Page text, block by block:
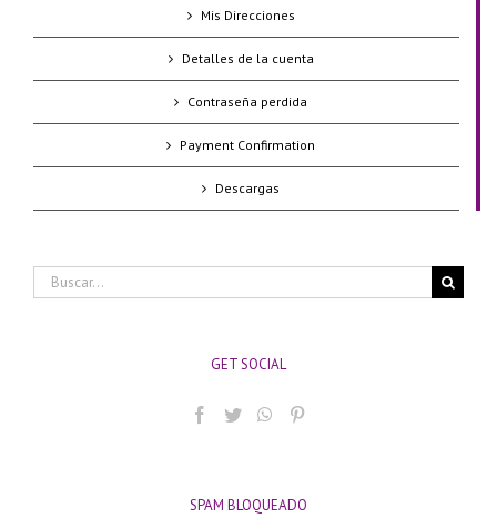
Mis Direcciones
Detalles de la cuenta
Contraseña perdida
Payment Confirmation
Descargas
Buscar:
GET SOCIAL
SPAM BLOQUEADO